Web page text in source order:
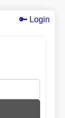
🔑 Login